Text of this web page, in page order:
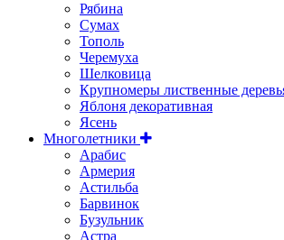
Рябина
Сумах
Тополь
Черемуха
Шелковица
Крупномеры лиственные
Яблоня декоративная
Ясень
Многолетники
Арабис
Армерия
Астильбa
Барвинок
Бузульник
Астра